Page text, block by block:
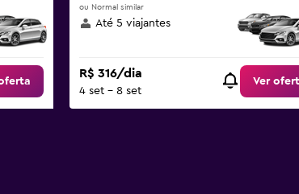
ou Normal similar
Até 5 viajantes
R$ 316/dia
4 set - 8 set
Ver